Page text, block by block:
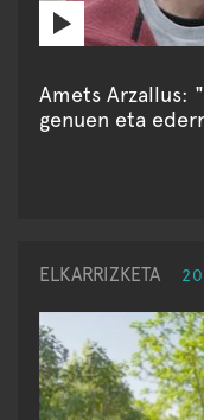
Amets Arzallus:
genuen eta
ELKARRIZKETA